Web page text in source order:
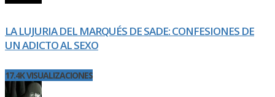
LA LUJURIA DEL MARQUÉS DE SADE: CONFESIONES DE
UN ADICTO AL SEXO
17.4K VISUALIZACIONES